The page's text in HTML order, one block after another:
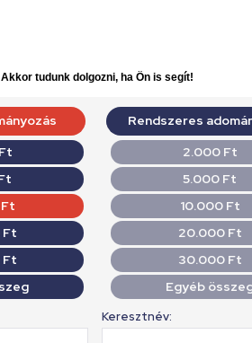
Akkor tudunk dolgozni, ha Ön is segít!